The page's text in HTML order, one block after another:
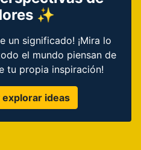
✨
un significado! ¡Mira lo
el mundo piensan de
tu propia inspiración!
explorar ideas